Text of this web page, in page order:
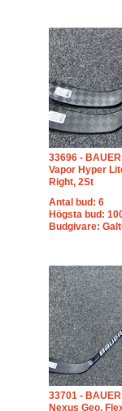
33696 -
Vapor Hyper
Right, 2St
Antal bud: 6
Högsta bud:
Budgivare:
33701 -
Nexus Geo,